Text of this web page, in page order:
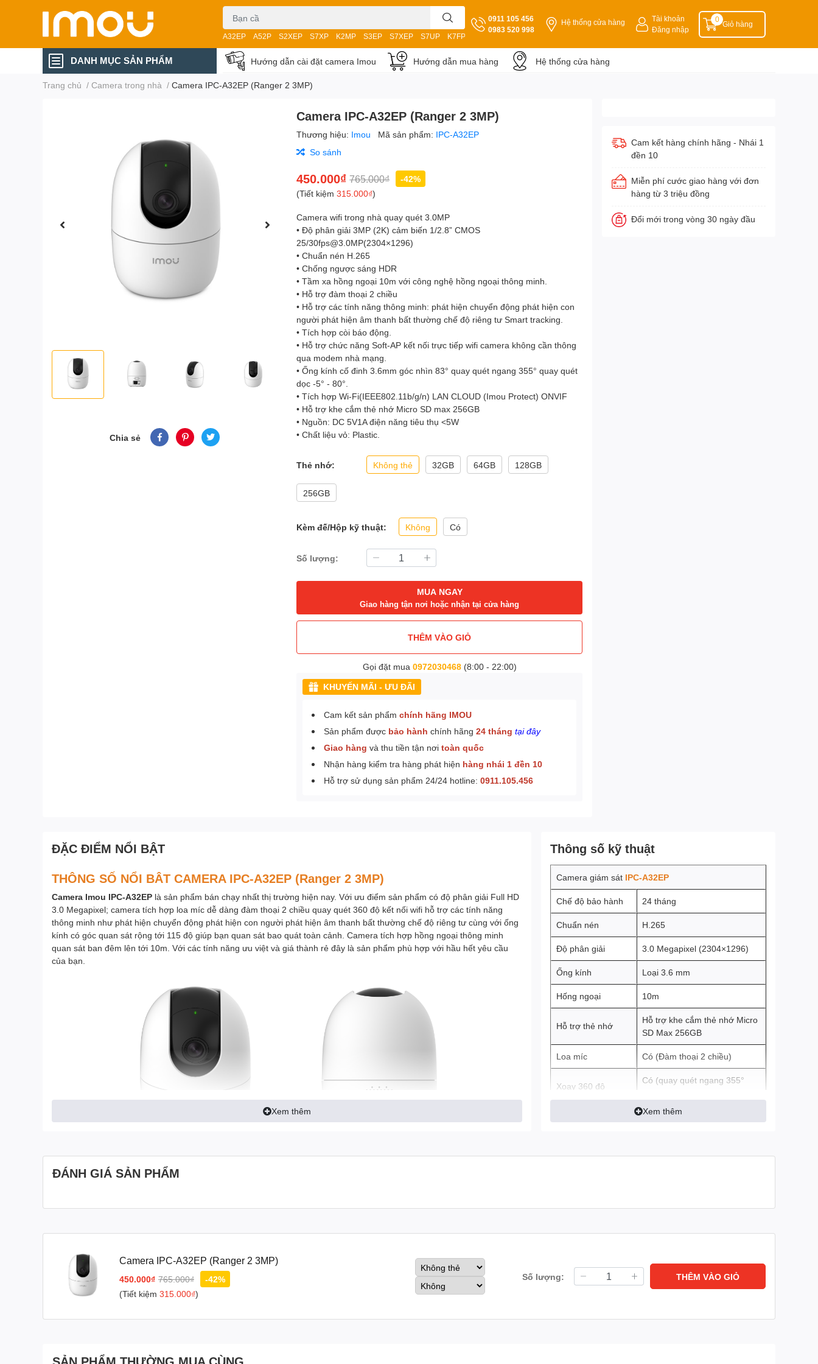
A32EP A52P S2XEP S7XP K2MP S3EP S7XEP S7UP K7FP
0911 105 456
0983 520 998
Hệ thống cửa hàng
Tài khoản
Đăng nhập
Giỏ hàng
0
DANH MỤC SẢN PHẨM Hướng dẫn cài đặt camera Imou Hướng dẫn mua hàng Hệ thống cửa hàng
Trang chủ / Camera trong nhà / Camera IPC-A32EP (Ranger 2 3MP)
Chia sẻ
Camera IPC-A32EP (Ranger 2 3MP)
Thương hiệu: Imou Mã sản phẩm: IPC-A32EP
So sánh
450.000₫ 765.000₫
-42%
(Tiết kiệm315.000₫)
Camera wifi trong nhà quay quét 3.0MP
• Độ phân giải 3MP (2K) cảm biến 1/2.8” CMOS
25/30fps@3.0MP(2304×1296)
• Chuẩn nén H.265
• Chống ngược sáng HDR
• Tầm xa hồng ngoại 10m với công nghệ hồng ngoại thông minh.
• Hỗ trợ đàm thoại 2 chiều
• Hỗ trợ các tính năng thông minh: phát hiện chuyển động phát hiện con
người phát hiện âm thanh bất thường chế độ riêng tư Smart tracking.
• Tích hợp còi báo động.
• Hỗ trợ chức năng Soft-AP kết nối trực tiếp wifi camera không cần thông
qua modem nhà mạng.
• Ống kính cố đinh 3.6mm góc nhìn 83° quay quét ngang 355° quay quét
dọc -5° - 80°.
• Tích hợp Wi-Fi(IEEE802.11b/g/n) LAN CLOUD (Imou Protect) ONVIF
• Hỗ trợ khe cắm thẻ nhớ Micro SD max 256GB
• Nguồn: DC 5V1A điện năng tiêu thụ <5W
• Chất liệu vỏ: Plastic.
Thẻ nhớ: Không thẻ 32GB 64GB 128GB
256GB
Kèm đế/Hộp kỹ thuật: Không Có
Số lượng:
MUA NGAY
Giao hàng tận nơi hoặc nhận tại cửa hàng
THÊM VÀO GIỎ
Gọi đặt mua 0972030468(8:00 - 22:00)
KHUYẾN MÃI - ƯU ĐÃI
Cam kết sản phẩmchính hãng IMOU
Sản phẩm được bảo hành chính hãng24 tháng tại đây
Giao hàngvà thu tiền tận nơitoàn quốc
Nhận hàng kiểm tra hàng phát hiện hàng nhái 1 đền 10
Hỗ trợ sử dụng sản phẩm 24/24 hotline:0911.105.456
Cam kết hàng chính hãng - Nhái 1
đền 10
Miễn phí cước giao hàng với đơn
hàng từ 3 triệu đồng
Đổi mới trong vòng 30 ngày đầu
ĐẶC ĐIỂM NỔI BẬT
THÔNG SỐ NỔI BÂT CAMERA IPC-A32EP (Ranger 2 3MP)
Camera Imou IPC-A32EP là sản phẩm bán chạy nhất thị trường hiện nay. Với ưu điểm sản phẩm có độ phân giải Full HD
3.0 Megapixel; camera tích hợp loa míc dễ dàng đàm thoại 2 chiều quay quét 360 độ kết nối wifi hỗ trợ các tính năng
thông minh như phát hiện chuyển động phát hiện con người phát hiện âm thanh bất thường chế độ riêng tư cùng với ống
kính có góc quan sát rộng tới 115 độ giúp bạn quan sát bao quát toàn cảnh. Camera tích hợp hồng ngoại thông minh
quan sát ban đêm lên tới 10m. Với các tính năng ưu việt và giá thành rẻ đây là sản phẩm phù hợp với hầu hết yêu cầu
của bạn.
• Hỗ trợ đàm thoại 2 chiều
• Hỗ trợ các tính năng thông minh: phát hiện chuyển động phát hiện con người phát hiện âm thanh bất thường chế độ
riêng tư Smart tracking.
• Tích hợp còi báo động.
• Nguồn: DC 5V1A điện năng tiêu thụ <5W
Xem thêm
Thông số kỹ thuật
Camera giám sát IPC-A32EP
Chế độ bảo hành 24 tháng
Chuẩn nén H.265
Độ phân giải 3.0 Megapixel (2304×1296)
Ống kính Loại 3.6 mm
Hống ngoại 10m
Hỗ trợ thẻ nhớ
Hỗ trợ khe cắm thẻ nhớ Micro
SD Max 256GB
Loa míc Có (Đàm thoại 2 chiều)
Xoay 360 độ
Có (quay quét ngang 355°
Wifi/LAN
Có (Wifi chuẩn
Không
DC 5V
Chất Liệu Nhựa
Xem thêm
ĐÁNH GIÁ SẢN PHẨM
Camera IPC-A32EP (Ranger 2 3MP)
450.000₫ 765.000₫
-42%
(Tiết kiệm 315.000₫)
Số lượng: THÊM VÀO GIỎ
SẢN PHẨM THƯỜNG MUA CÙNG